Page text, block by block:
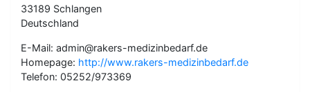
33189 Schlangen
Deutschland
E-Mail: admin@rakers-medizinbedarf.de
Homepage: http://www.rakers-medizinbedarf.de
Telefon: 05252/973369